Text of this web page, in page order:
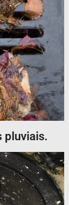
pluviais.